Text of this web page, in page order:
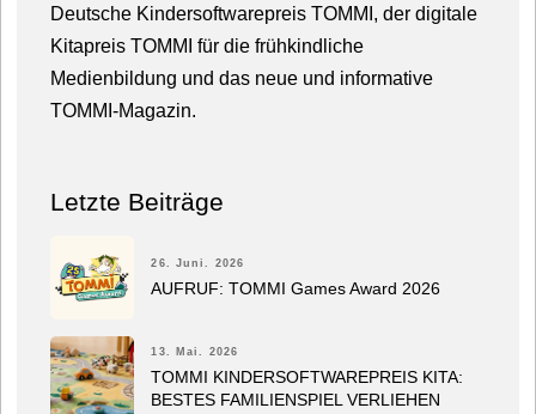
Deutsche Kindersoftwarepreis TOMMI, der digitale
Kitapreis TOMMI für die frühkindliche
Medienbildung und das neue und informative
TOMMI-Magazin.
Letzte Beiträge
26. Juni. 2026
AUFRUF: TOMMI Games Award 2026
13. Mai. 2026
TOMMI KINDERSOFTWAREPREIS KITA:
BESTES FAMILIENSPIEL VERLIEHEN